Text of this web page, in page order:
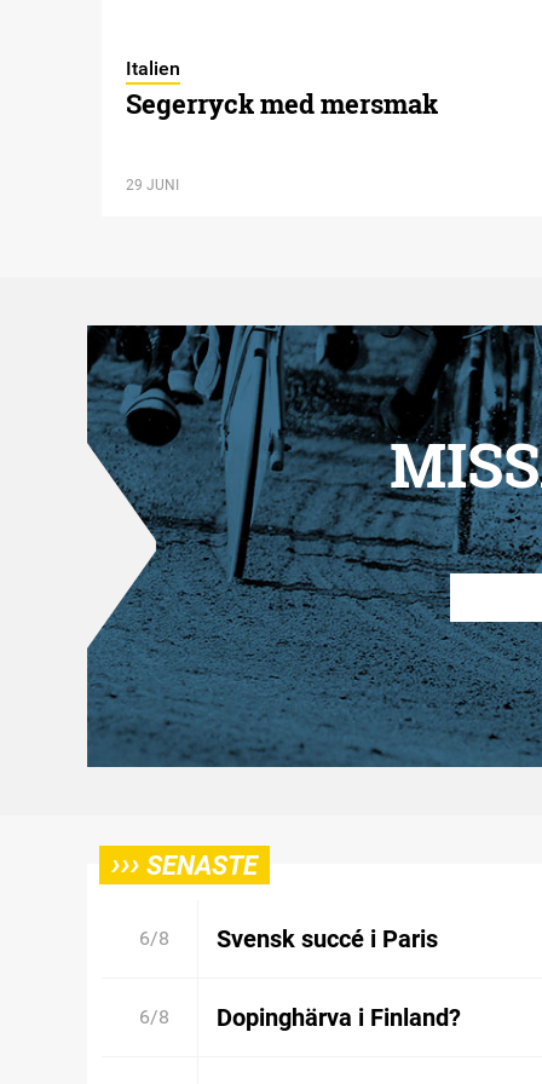
Italien
Segerryck med mersmak
29 JUNI
››› SENASTE
6/8 Svensk succé i Paris
6/8 Dopinghärva i Finland?